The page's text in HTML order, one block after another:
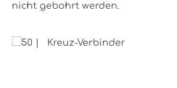
nicht gebohrt werden.
Bildergalerie überspringen